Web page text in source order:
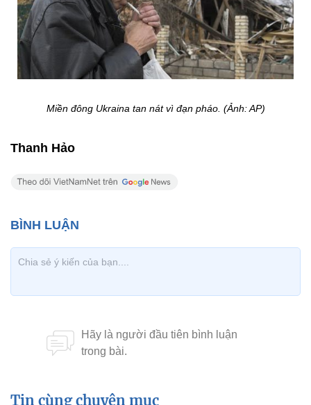
Miền đông Ukraina tan nát vì đạn pháo. (Ảnh: AP)
Thanh Hảo
Tin cùng chuyên mục